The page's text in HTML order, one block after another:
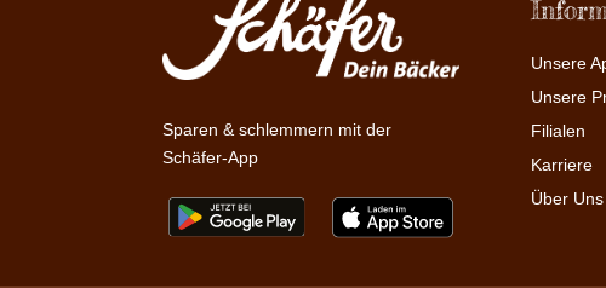
Sparen & schlemmern mit der
Schäfer-App
Unsere
Unsere
Filialen
Karriere
Über Uns